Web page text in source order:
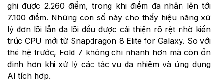
ghi được 2.260 điểm, trong khi điểm đa nhân lên tới
7.100 điểm. Những con số này cho thấy hiệu năng xử
lý đơn lõi lẫn đa lõi đều được cải thiện rõ rệt nhờ kiến
trúc CPU mới từ Snapdragon 8 Elite for Galaxy. So với
thế hệ trước, Fold 7 không chỉ nhanh hơn mà còn ổn
định hơn khi xử lý các tác vụ đa nhiệm và ứng dụng
AI tích hợp.